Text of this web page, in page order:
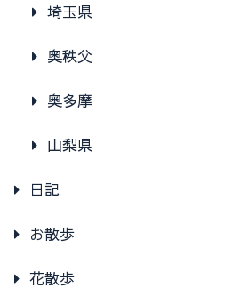
埼玉県
奥秩父
奥多摩
山梨県
日記
お散歩
花散歩